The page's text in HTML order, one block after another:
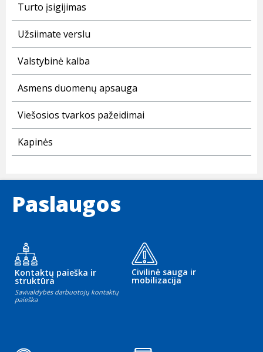
Turto įsigijimas
Užsiimate verslu
Valstybinė kalba
Asmens duomenų apsauga
Viešosios tvarkos pažeidimai
Kapinės
Paslaugos
Kontaktų paieška ir
struktūra
Savivaldybės darbuotojų kontaktų
paieška
Civilinė sauga ir
mobilizacija